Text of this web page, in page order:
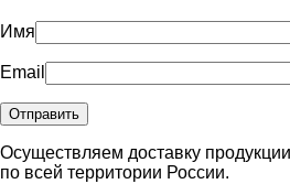
Имя
Email
Осуществляем доставку
по всей территории России.